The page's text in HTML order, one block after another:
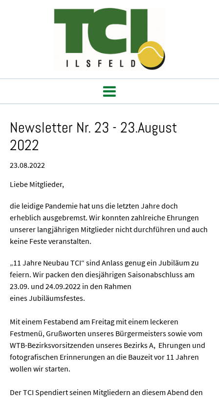
Newsletter Nr. 23 - 23.August
2022
23.08.2022
Liebe Mitglieder,
die leidige Pandemie hat uns die letzten Jahre doch
erheblich ausgebremst. Wir konnten zahlreiche Ehrungen
unserer langjährigen Mitglieder nicht durchführen und auch
keine Feste veranstalten.
„11 Jahre Neubau TCI“ sind Anlass genug ein Jubiläum zu
feiern. Wir packen den diesjährigen Saisonabschluss am
23.09. und 24.09.2022 in den Rahmen
eines Jubiläumsfestes.
Mit einem Festabend am Freitag mit einem leckeren
Festmenü, Grußworten unseres Bürgermeisters sowie vom
WTB-Bezirksvorsitzenden unseres Bezirks A, Ehrungen und
fotografischen Erinnerungen an die Bauzeit vor 11 Jahren
wollen wir starten.
Der TCI Spendiert seinen Mitgliedern an diesem Abend den